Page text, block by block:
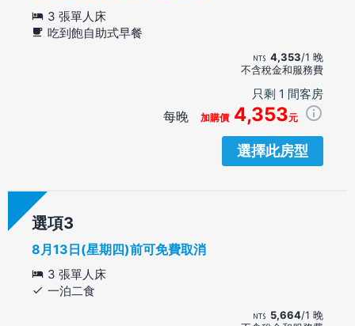
3 張單人床
吃到飽自助式早餐
4,353/1 晚
不含稅金和服務費
只剩 1 間客房
每晚 加購價 4,353元
選擇此房型
選項
8月13日(星期四)前可免費取消
3 張單人床
一泊二食
5,664/1 晚